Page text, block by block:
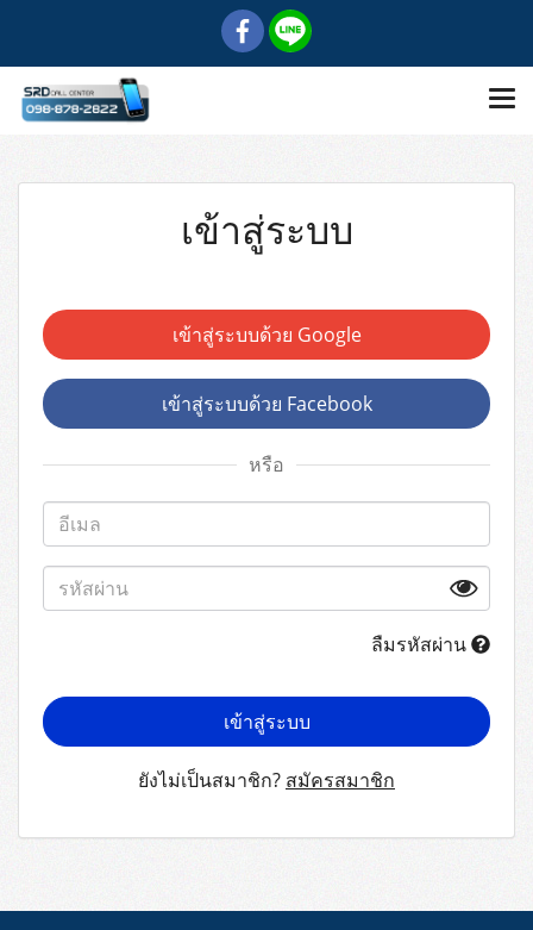
เข้าสู่ระบบ
เข้าสู่ระบบด้วย Google
เข้าสู่ระบบด้วย Facebook
หรือ
ลืมรหัสผ่าน
เข้าสู่ระบบ
ยังไม่เป็นสมาชิก? สมัครสมาชิก